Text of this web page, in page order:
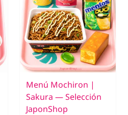
Menú Mochiron |
Sakura — Selección
JaponShop